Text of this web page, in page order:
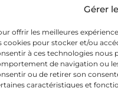
Gérer
offrir les meilleures
cookies pour stocker et/ou
à ces technologies nous
de navigation ou
ou de retirer son
caractéristiques et
by